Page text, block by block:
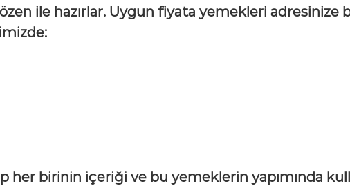
ile hazırlar. Uygun fiyata yemekleri
her birinin içeriği ve bu yemeklerin yapımında